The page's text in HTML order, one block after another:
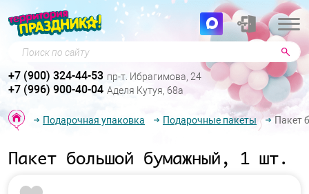
Поиск по сайту
+7 (900) 324-44-53 пр-т. Ибрагимова, 24
+7 (996) 900-40-04 Аделя Кутуя, 68а
Подарочная упаковка Подарочные пакеты Пакет
Пакет большой бумажный, 1 шт.